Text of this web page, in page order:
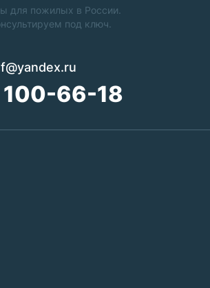
для пожилых в России.
под ключ.
66-18